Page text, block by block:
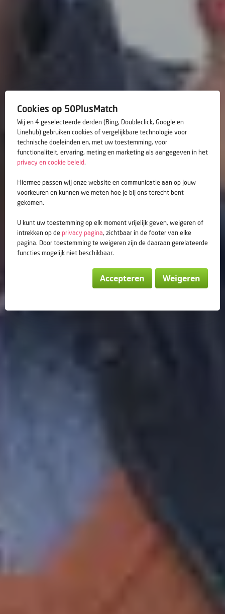
Cookies op 50PlusMatch
Wij en 4 geselecteerde derden (Bing, Doubleclick, Google en
Linehub) gebruiken cookies of vergelijkbare technologie voor
technische doeleinden en, met uw toestemming, voor
functionaliteit, ervaring, meting en marketing als aangegeven in het
privacy en cookie beleid.
Hiermee passen wij onze website en communicatie aan op jouw
voorkeuren en kunnen we meten hoe je bij ons terecht bent
gekomen.
U kunt uw toestemming op elk moment vrijelijk geven, weigeren of
intrekken op deprivacy pagina, zichtbaar in de footer van elke
pagina. Door toestemming te weigeren zijn de daaraan gerelateerde
functies mogelijk niet beschikbaar.
Accepteren Weigeren